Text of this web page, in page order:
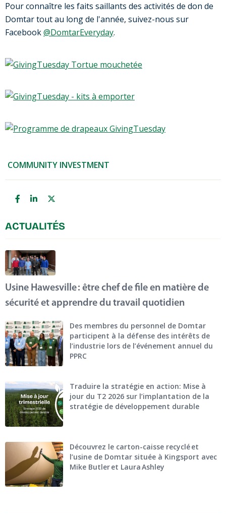
Pour connaître les faits saillants des activités de don de
Domtar tout au long de l'année, suivez-nous sur
Facebook@DomtarEveryday.
COMMUNITY INVESTMENT
ACTUALITÉS
Usine Hawesville : être chef de file en matière de
sécurité et apprendre du travail quotidien
Des membres du personnel de Domtar
participent à la défense des intérêts de
l’industrie lors de l’événement annuel du
PPRC
Traduire la stratégie en action: Mise à
jour du T2 2026 sur l’implantation de la
stratégie de développement durable
Découvrez le carton-caisse recyclé et
l’usine de Domtar située à Kingsport avec
Mike Butler et Laura Ashley